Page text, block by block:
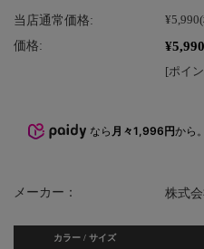
当店通常価格: ¥5,990
価格: ¥5,990
[ポイ
なら 月々1,996円から
メーカー： 株式
カラー / サイズ